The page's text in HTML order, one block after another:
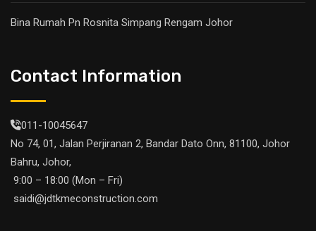
Bina Rumah Pn Rosnita Simpang Rengam Johor
Contact Information
011-10045647
No 74, 01, Jalan Perjiranan 2, Bandar Dato Onn, 81100, Johor
Bahru, Johor,
9:00 – 18:00 (Mon – Fri)
saidi@jdtkmeconstruction.com